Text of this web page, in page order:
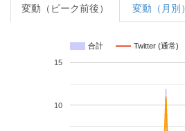
変動（ピーク前後） 変動（月別）
合計 Twitter (通常)
10
15